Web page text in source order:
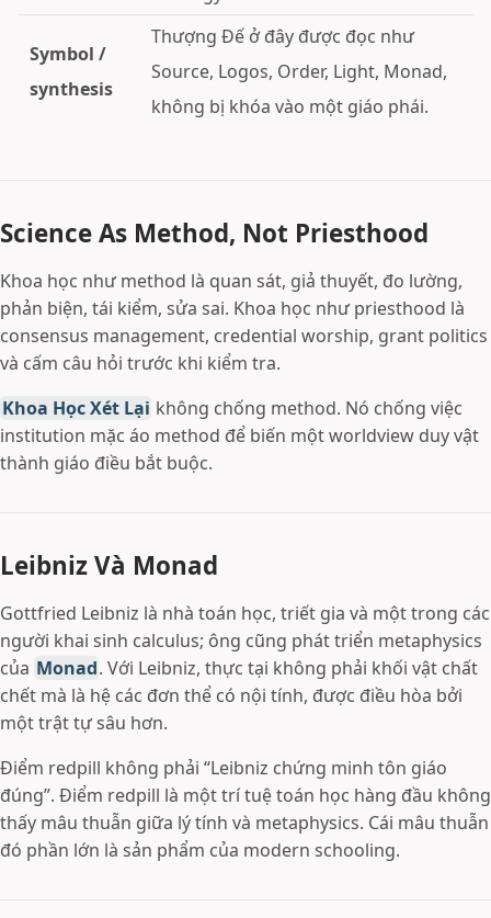
Symbol /
synthesis
Thượng Đế ở đây được đọc như
Source, Logos, Order, Light, Monad,
không bị khóa vào một giáo phái.
Science As Method, Not Priesthood
Khoa học như method là quan sát, giả thuyết, đo lường,
phản biện, tái kiểm, sửa sai. Khoa học như priesthood là
consensus management, credential worship, grant politics
và cấm câu hỏi trước khi kiểm tra.
Khoa Học Xét Lại không chống method. Nó chống việc
institution mặc áo method để biến một worldview duy vật
thành giáo điều bắt buộc.
Leibniz Và Monad
Gottfried Leibniz là nhà toán học, triết gia và một trong các
người khai sinh calculus; ông cũng phát triển metaphysics
của Monad. Với Leibniz, thực tại không phải khối vật chất
chết mà là hệ các đơn thể có nội tính, được điều hòa bởi
một trật tự sâu hơn.
Điểm redpill không phải “Leibniz chứng minh tôn giáo
đúng”. Điểm redpill là một trí tuệ toán học hàng đầu không
thấy mâu thuẫn giữa lý tính và metaphysics. Cái mâu thuẫn
đó phần lớn là sản phẩm của modern schooling.